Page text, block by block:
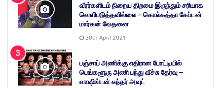
வீரர்களிடம் நிறைய திறமை இருந்தும் சரியாக
வெளிபடுத்தவில்லை – கொல்கத்தா கேப்டன்
மார்கன் வேதனை
30th April 2021
பஞ்சாப் அணிக்கு எதிரான போட்டியில்
பெங்களூரு அணி பந்து வீச்சு தேர்வு –
வாஷிங்டன் சுந்தர் அவுட்